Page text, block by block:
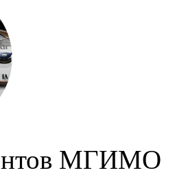
МГИМО